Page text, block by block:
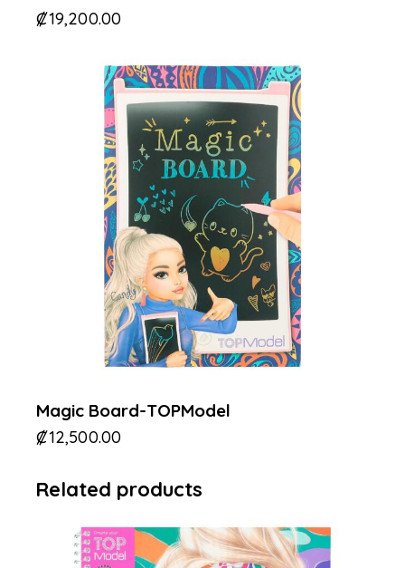
₡19,200.00
Magic Board-TOPModel
₡12,500.00
Related products